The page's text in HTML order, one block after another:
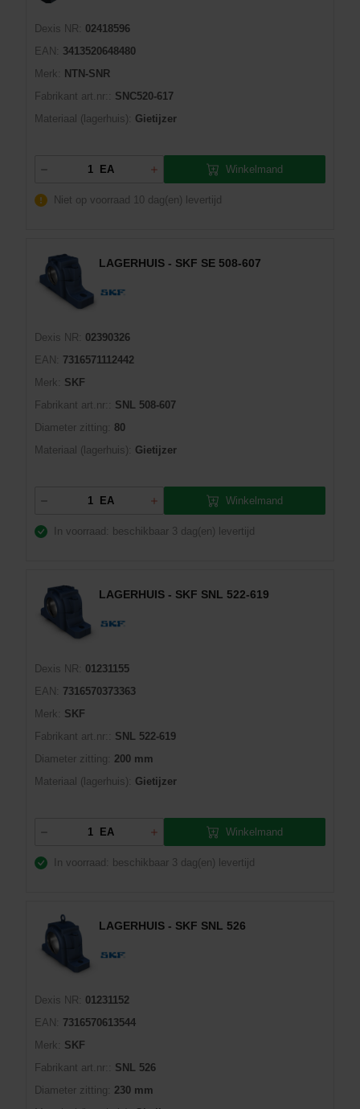
Dexis NR:
02418596
EAN:
3413520648480
Merk:
NTN-SNR
Fabrikant art.nr::
SNC520-617
Materiaal (lagerhuis):
Gietijzer
EA Winkelmand
Niet op voorraad 10 dag(en) levertijd
LAGERHUIS - SKF SE 508-607
Dexis NR:
02390326
EAN:
7316571112442
Merk:
SKF
Fabrikant art.nr::
SNL 508-607
Diameter zitting:
80
Materiaal (lagerhuis):
Gietijzer
EA Winkelmand
In voorraad: beschikbaar 3 dag(en) levertijd
LAGERHUIS - SKF SNL 522-619
Dexis NR:
01231155
EAN:
7316570373363
Merk:
SKF
Fabrikant art.nr::
SNL 522-619
Diameter zitting: 200 mm
Materiaal (lagerhuis):
Gietijzer
EA Winkelmand
In voorraad: beschikbaar 3 dag(en) levertijd
LAGERHUIS - SKF SNL 526
Dexis NR:
01231152
EAN:
7316570613544
Merk:
SKF
Fabrikant art.nr::
SNL 526
Diameter zitting: 230 mm